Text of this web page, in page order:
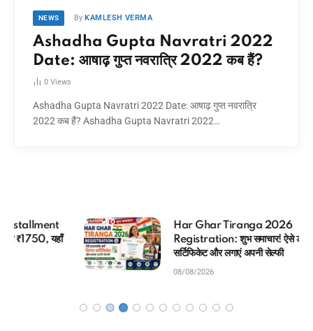
NEWS By KAMLESH VERMA
Ashadha Gupta Navratri 2022
Date: आषाढ़ गुप्त नवरात्रि 2022 कब हैं?
0 Views
Ashadha Gupta Navratri 2022 Date: आषाढ़ गुप्त नवरात्रि
2022 कब हैं? Ashadha Gupta Navratri 2022…
Har Ghar Tiranga 2026
Registration: शुभ समाचार! ऐसे डाउनलोड करें तिरंगा
सर्टिफिकेट और लगाएं अपनी सेल्फी
08/08/2026